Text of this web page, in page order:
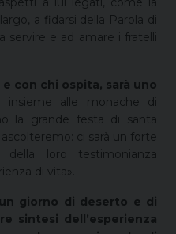
a fidarsi della Parola di
servire e ad amare i fratelli
con chi ospita, sarà uno
insieme alle monache di
la grande festa di santa
ascolteremo: ci sarà un forte
loro testimonianza
di vita».
giorno di deserto e di
sintesi dell’esperienza